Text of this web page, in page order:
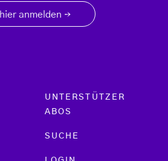
hier anmelden →
UNTERSTÜTZER
ABOS
SUCHE